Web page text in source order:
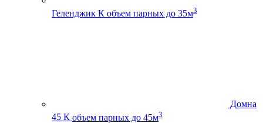
Геленджик К объем парных до 35м3
Домна
45 К объем парных до 45м3